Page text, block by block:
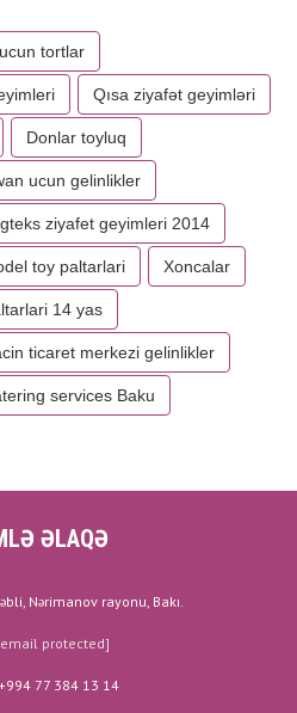
tortlar
Qısa ziyafət geyimləri
Donlar toyluq
ucun gelinlikler
ziyafet geyimleri 2014
toy paltarlari Xoncalar
14 yas
ticaret merkezi gelinlikler
services Baku
ƏLAQƏ
Nərimanov rayonu, Bakı.
protected]
77 384 13 14